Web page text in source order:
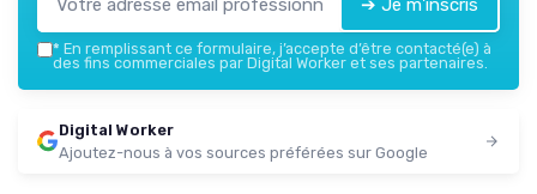
➔ Je m'inscris
* En remplissant ce formulaire, j’accepte d’être contacté(e) à
des fins commerciales par Digital Worker et ses partenaires.
Digital Worker
Ajoutez-nous à vos sources préférées sur Google